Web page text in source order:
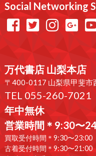
Social Networking
万代書店 山梨本店
〒400-0117 山梨県甲斐市
TEL 055-260-7021
年中無休
営業時間＊9:30〜
買取受付時間＊9:30〜23:00
古着受付時間＊9:30〜21:00